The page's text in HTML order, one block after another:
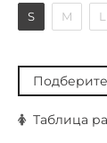
S M L
Таблица